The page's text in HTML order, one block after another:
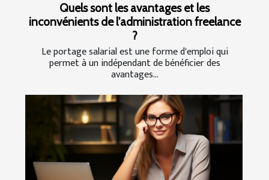
Quels sont les avantages et les
inconvénients de l'administration freelance
?
Le portage salarial est une forme d'emploi qui
permet à un indépendant de bénéficier des
avantages...